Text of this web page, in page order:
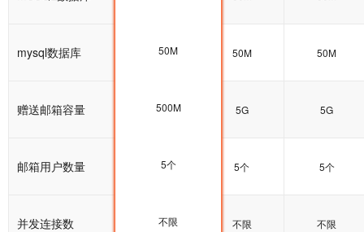
mysql数据库 50M 50M 50M
赠送邮箱容量 5G 5G 5G
邮箱用户数量 5个 5个 5个
并发连接数 不限 不限 不限
50M
500M
5个
不限